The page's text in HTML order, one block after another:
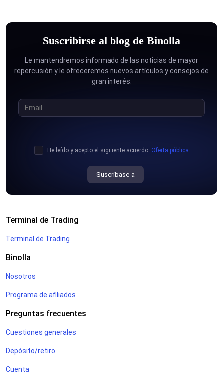
Suscribirse al blog de Binolla
Le mantendremos informado de las noticias de mayor
repercusión y le ofreceremos nuevos artículos y consejos de
gran interés.
Suscríbase a
He leído y acepto el siguiente acuerdo: Oferta pública
Terminal de Trading
Terminal de Trading
Binolla
Nosotros
Programa de afiliados
Preguntas frecuentes
Cuestiones generales
Depósito/retiro
Cuenta